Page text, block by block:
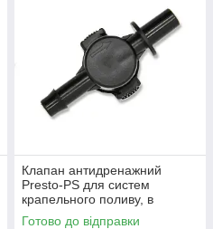
Клапан антидренажний
Presto-PS для систем
крапельного поливу, в
упаковці - 10 шт. (4101)
Готово до відправки